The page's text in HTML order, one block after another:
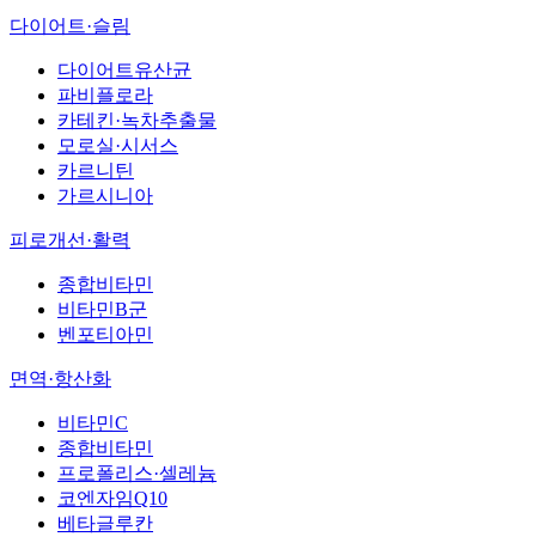
다이어트·슬림
다이어트유산균
파비플로라
카테킨·녹차추출물
모로실·시서스
카르니틴
가르시니아
피로개선·활력
종합비타민
비타민B군
벤포티아민
면역·항산화
비타민C
종합비타민
프로폴리스·셀레늄
코엔자임Q10
베타글루칸